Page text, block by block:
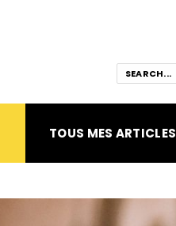
TOUS MES ARTICLES